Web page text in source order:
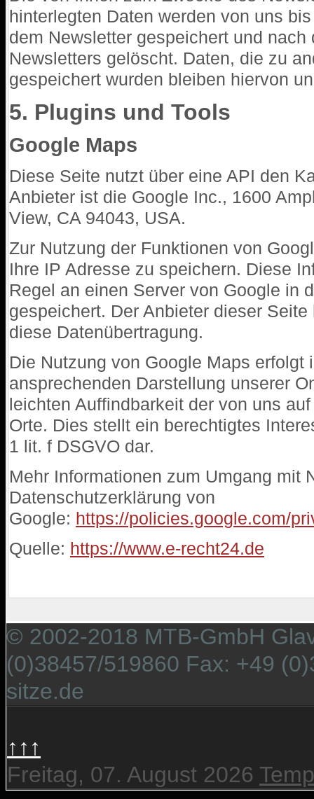
hinterlegten Daten werden von uns
dem Newsletter gespeichert und nach
Newsletters gelöscht. Daten, die zu
gespeichert wurden bleiben hiervon
5. Plugins und Tools
Google Maps
Diese Seite nutzt über eine API den
Anbieter ist die Google Inc., 1600
View, CA 94043, USA.
Zur Nutzung der Funktionen von
Ihre IP Adresse zu speichern. Diese
Regel an einen Server von Google in
gespeichert. Der Anbieter dieser
diese Datenübertragung.
Die Nutzung von Google Maps erfolgt
ansprechenden Darstellung unserer
leichten Auffindbarkeit der von uns
Orte. Dies stellt ein berechtigtes
1 lit. f DSGVO dar.
Mehr Informationen zum Umgang mit
Datenschutzerklärung von
Google: https://policies.google.com/
Quelle: https://www.e-recht24.de
© 2002-2018 MTB-GmbH
(0)38457/519860 Fax: +49
sitze.de
↑↑↑
Freitag, 07. August 2026